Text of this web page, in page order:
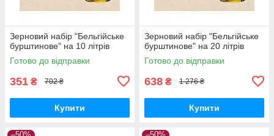
Зерновий набір "Бельгійське
бурштинове" на 10 літрів
Готово до відправки
351 ₴ 702 ₴
Купити
Зерновий набір "Бельгійське
бурштинове" на 20 літрів
Готово до відправки
638 ₴ 1 276 ₴
Купити